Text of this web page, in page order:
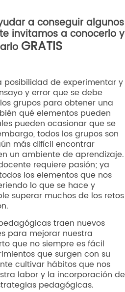
a conseguir algunos
invitamos a conocerlo y
GRATIS
posibilidad de experimentar y
y error que se debe
grupos para obtener una
qué elementos pueden
pueden ocasionar que se
todos los grupos son
más difícil encontrar
un ambiente de aprendizaje.
requiere pasión; ya
los elementos que nos
lo que se hace y
superar muchos de los retos
traen nuevos
para mejorar nuestra
que no siempre es fácil
que surgen con su
cultivar hábitos que nos
labor y la incorporación de
pedagógicas.